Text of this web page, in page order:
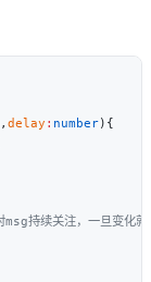
, delay : number